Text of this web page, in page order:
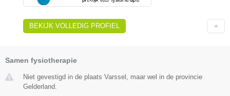
BEKIJK VOLLEDIG PROFIEL
Samen fysiotherapie
Niet gevestigd in de plaats Varssel, maar wel in de provincie
Gelderland.